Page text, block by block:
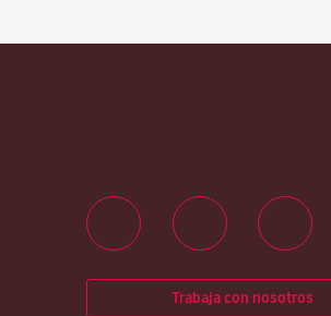
Trabaja con nosotros